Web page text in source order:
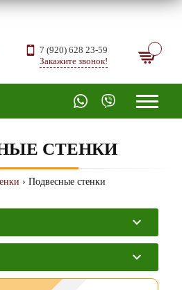
7 (920) 628 23-59
Закажите звонок!
СТЕНКИ
› Подвесные стенки